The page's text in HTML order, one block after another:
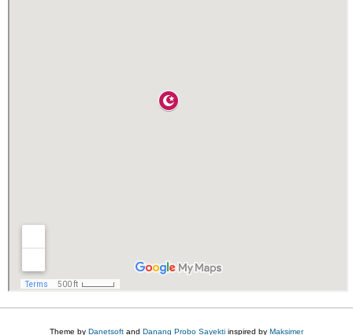
Theme by Danetsoft and Danang Probo Sayekti inspired by Maksimer